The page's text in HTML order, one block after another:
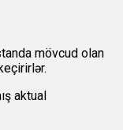
mövcud olan
aktual